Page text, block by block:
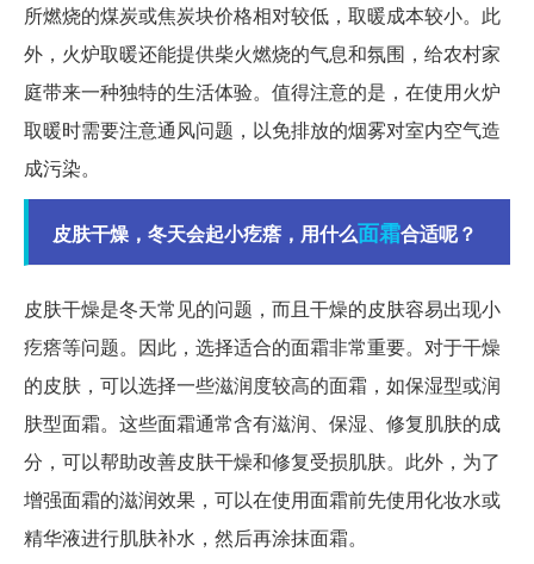
所燃烧的煤炭或焦炭块价格相对较低，取暖成本较小。此
外，火炉取暖还能提供柴火燃烧的气息和氛围，给农村家
庭带来一种独特的生活体验。值得注意的是，在使用火炉
取暖时需要注意通风问题，以免排放的烟雾对室内空气造
成污染。
皮肤干燥，冬天会起小疙瘩，用什么面霜合适呢？
皮肤干燥是冬天常见的问题，而且干燥的皮肤容易出现小
疙瘩等问题。因此，选择适合的面霜非常重要。对于干燥
的皮肤，可以选择一些滋润度较高的面霜，如保湿型或润
肤型面霜。这些面霜通常含有滋润、保湿、修复肌肤的成
分，可以帮助改善皮肤干燥和修复受损肌肤。此外，为了
增强面霜的滋润效果，可以在使用面霜前先使用化妆水或
精华液进行肌肤补水，然后再涂抹面霜。